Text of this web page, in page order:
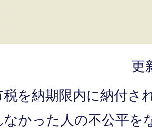
更
を納期限内に納付さ
かった人の不公平を